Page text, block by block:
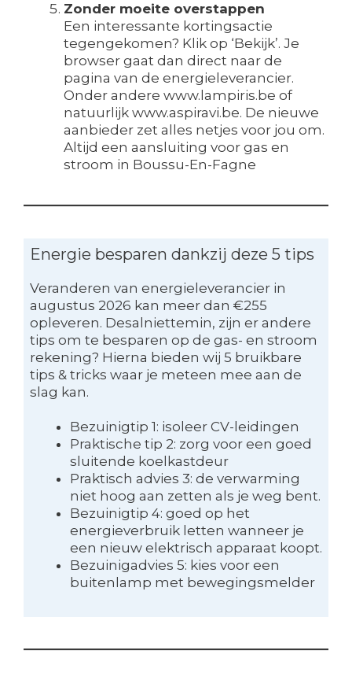
Zonder moeite overstappen
Een interessante kortingsactie
tegengekomen? Klik op ‘Bekijk’. Je
browser gaat dan direct naar de
pagina van de energieleverancier.
Onder andere www.lampiris.be of
natuurlijk www.aspiravi.be. De nieuwe
aanbieder zet alles netjes voor jou om.
Altijd een aansluiting voor gas en
stroom in Boussu-En-Fagne
Energie besparen dankzij deze 5 tips
Veranderen van energieleverancier in
augustus 2026 kan meer dan €255
opleveren. Desalniettemin, zijn er andere
tips om te besparen op de gas- en stroom
rekening? Hierna bieden wij 5 bruikbare
tips & tricks waar je meteen mee aan de
slag kan.
Bezuinigtip 1: isoleer CV-leidingen
Praktische tip 2: zorg voor een goed
sluitende koelkastdeur
Praktisch advies 3: de verwarming
niet hoog aan zetten als je weg bent.
Bezuinigtip 4: goed op het
energieverbruik letten wanneer je
een nieuw elektrisch apparaat koopt.
Bezuinigadvies 5: kies voor een
buitenlamp met bewegingsmelder